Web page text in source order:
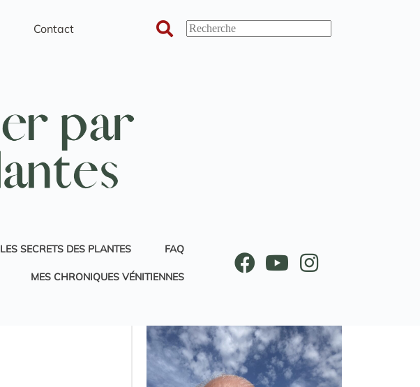
Contact
LES SECRETS DES PLANTES FAQ
MES CHRONIQUES VÉNITIENNES